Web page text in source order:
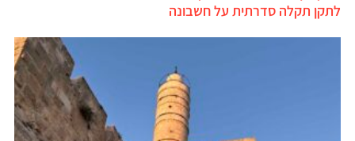
לתקן תקלה סדרתית על חשבונה